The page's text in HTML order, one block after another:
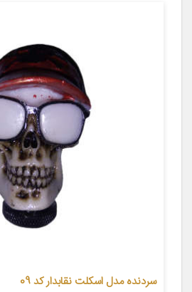
سردنده مدل اسکلت نقابدار کد 09